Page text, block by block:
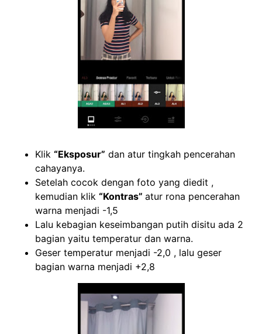
Klik “Eksposur” dan atur tingkah pencerahan
cahayanya.
Setelah cocok dengan foto yang diedit ,
kemudian klik “Kontras” atur rona pencerahan
warna menjadi -1,5
Lalu kebagian keseimbangan putih disitu ada 2
bagian yaitu temperatur dan warna.
Geser temperatur menjadi -2,0 , lalu geser
bagian warna menjadi +2,8